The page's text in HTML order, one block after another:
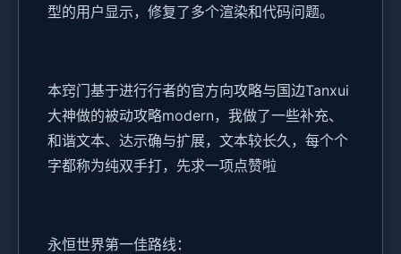
型的用户显示，修复了多个渲染和代码问题。
本窍门基于进行行者的官方向攻略与国边Tanxui
大神做的被动攻略modern，我做了一些补充、
和谐文本、达示确与扩展，文本较长久，每个个
字都称为纯双手打，先求一项点赞啦
永恒世界第一佳路线：